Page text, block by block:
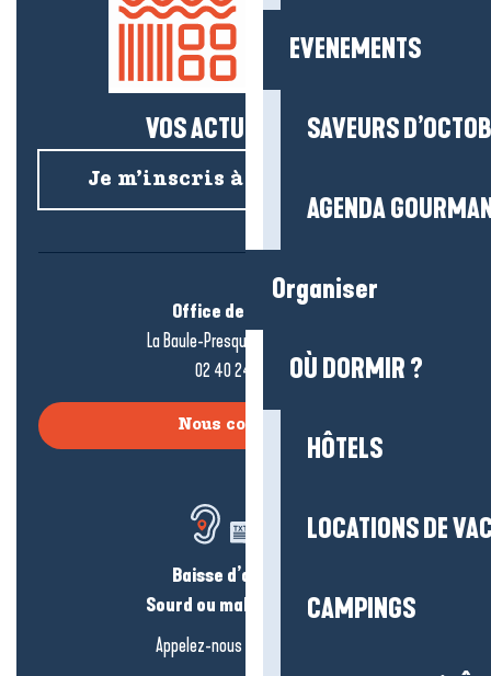
EVENEMENTS
SAVEURS
AGENDA
Organiser
OÙ DORMIR ?
HÔTELS
LOCATIONS DE
CAMPINGS
VOS ACTUS SALÉES !
Je m’inscris à la newsletter
Office de tourisme
La Baule-Presqu’île de Guérande
02 40 24 34 44
Nous contacter
Baisse d’audition ?
Sourd ou malentendant ?
Appelez-nous en